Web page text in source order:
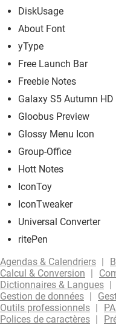
DiskUsage
About Font
yType
Free Launch Bar
Freebie Notes
Galaxy S5 Autumn HD
Gloobus Preview
Glossy Menu Icon
Group-Office
Hott Notes
IconToy
IconTweaker
Universal Converter
ritePen
Agendas & Calendriers
Calcul & Conversion
Dictionnaires & Langues
Gestion de données
Outils professionnels
Polices de caractères